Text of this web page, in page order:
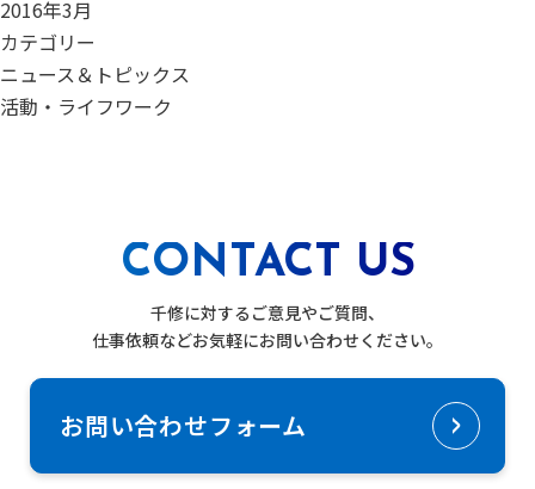
2016年3月
カテゴリー
ニュース＆トピックス
活動・ライフワーク
CONTACT US
千修に対するご意見やご質問、
仕事依頼などお気軽にお問い合わせください。
お問い合わせフォーム